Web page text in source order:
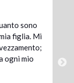
durante la
grazie
adeguata
il mio
della